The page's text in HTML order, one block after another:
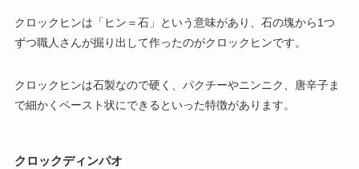
クロックヒンは「ヒン＝石」という意味があり、石の塊から1つ
ずつ職人さんが掘り出して作ったのがクロックヒンです。
クロックヒンは石製なので硬く、パクチーやニンニク、唐辛子ま
で細かくペースト状にできるといった特徴があります。
クロックディンパオ